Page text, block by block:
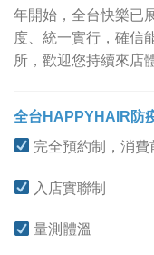
年開始，全台快樂已
度、統一實行，確信
所，歡迎您持續來店
全台HAPPYHAIR防
完全預約制，消
入店實聯制
量測體溫